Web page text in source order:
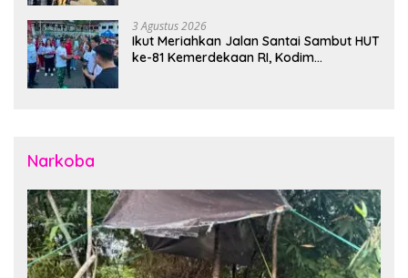
3 Agustus 2026
Ikut Meriahkan Jalan Santai Sambut HUT
ke-81 Kemerdekaan RI, Kodim
Narkoba